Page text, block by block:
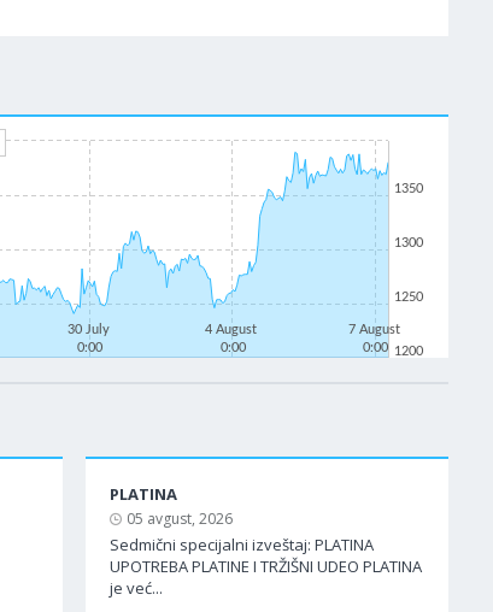
30 July
0:00
4 August
0:00
7 August
0:00 1200
1250
1300
1350
PLATINA
05 avgust, 2026
Sedmični specijalni izveštaj: PLATINA
UPOTREBA PLATINE I TRŽIŠNI UDEO PLATINA
je već...